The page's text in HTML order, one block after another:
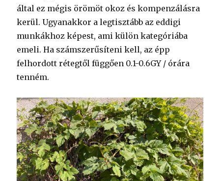
által ez mégis örömöt okoz és kompenzálásra
kerül. Ugyanakkor a legtisztább az eddigi
munkákhoz képest, ami külön kategóriába
emeli. Ha számszerűsíteni kell, az épp
felhordott rétegtől függően 0.1-0.6GY / órára
tenném.